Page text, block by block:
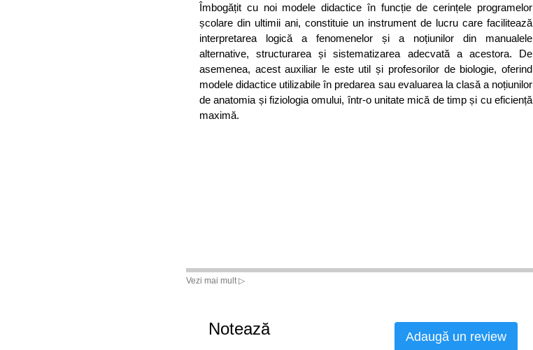
Îmbogățit cu noi modele didactice în funcție de cerințele programelor
școlare din ultimii ani, constituie un instrument de lucru care facilitează
interpretarea logică a fenomenelor și a noțiunilor din manualele
alternative, structurarea și sistematizarea adecvată a acestora. De
asemenea, acest auxiliar le este util și profesorilor de biologie, oferind
modele didactice utilizabile în predarea sau evaluarea la clasă a noțiunilor
de anatomia și fiziologia omului, într-o unitate mică de timp și cu eficiență
maximă.
Vezi mai mult ▷
Notează Adaugă un review